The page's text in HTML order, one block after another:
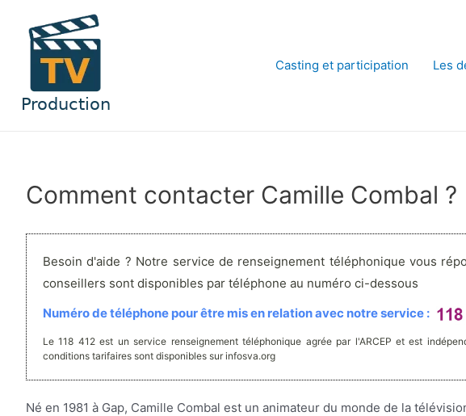
contenu
Casting et participation Les
Comment contacter Camille Combal ?
Besoin d'aide ? Notre service de renseignement téléphonique vous
conseillers sont disponibles par téléphone au numéro ci-dessous
Numéro de téléphone pour être mis en relation avec notre service :
Le 118 412 est un service renseignement téléphonique agrée par l'ARCEP et est
conditions tarifaires sont disponibles sur infosva.org
Né en 1981 à Gap, Camille Combal est un animateur du monde de la